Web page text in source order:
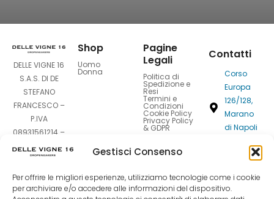
Gestisci Consenso
Per offrire le migliori esperienze, utilizziamo tecnologie come i cookie
per archiviare e/o accedere alle informazioni del dispositivo.
DELLE VIGNE 16
S.A.S. DI DE
STEFANO
FRANCESCO –
P.IVA
08931561214 –
Sede Legale:
Corso Europa
126-128 –
80016 Marano
Shop
Uomo
Donna
Pagine
Legali
Politica di
Spedizione e
Resi
Termini e
Condizioni
Cookie Policy
Privacy Policy
& GDPR
Contatti
Corso
Europa
126/128,
Marano
di Napoli
081